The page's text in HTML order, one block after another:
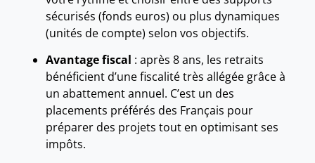
sécurisés (fonds euros) ou plus dynamiques
(unités de compte) selon vos objectifs.
Avantage fiscal : après 8 ans, les retraits
bénéficient d’une fiscalité très allégée grâce à
un abattement annuel. C’est un des
placements préférés des Français pour
préparer des projets tout en optimisant ses
impôts.